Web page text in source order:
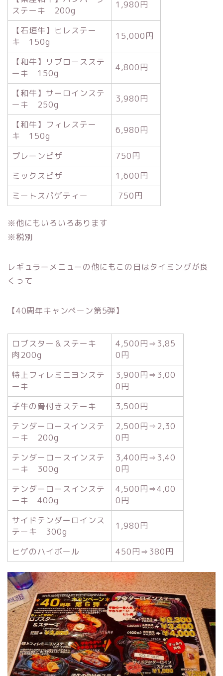
ステーキ 200g
1,980円
【石垣牛】ヒレステー
キ 150g
15,000円
【和牛】リブロースステ
ーキ 150g
4,800円
【和牛】サーロインステ
ーキ 250g
3,980円
【和牛】フィレステー
キ 150g
6,980円
プレーンピザ
750円
ミックスピザ
1,600円
ミートスパゲティー
750円
※他にもいろいろあります
※税別
レギュラーメニューの他にもこの日はタイミングが良
くって
【40周年キャンペーン第5弾】
ロブスター＆ステーキ
肉200g
4,500円⇒3,85
0円
特上フィレミニヨンステ
ーキ
3,900円⇒3,00
0円
子牛の骨付きステーキ
3,500円
テンダーロースインステ
ーキ 200g
2,500円⇒2,30
0円
テンダーロースインステ
ーキ 300g
3,400円⇒3,40
0円
テンダーロースインステ
ーキ 400g
4,500円⇒4,00
0円
サイドテンダーロインス
テーキ 300g
1,980円
ヒゲのハイボール 450円⇒380円